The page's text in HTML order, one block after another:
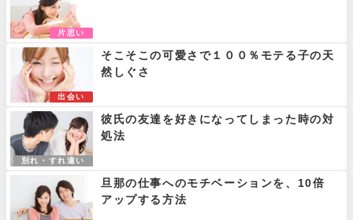
片思い
出会い
そこそこの可愛さで１００％モテる子の天
然しぐさ
別れ・すれ違い
彼氏の友達を好きになってしまった時の対
処法
旦那の仕事へのモチベーションを、10倍
アップする方法